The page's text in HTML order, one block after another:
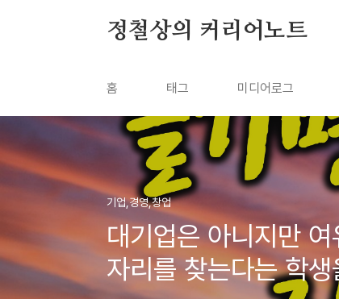
정철상의 커리어노트
홈 태그 미디어로그
기업,경영,창업
대기업은 아니지만
자리를 찾는다는 학